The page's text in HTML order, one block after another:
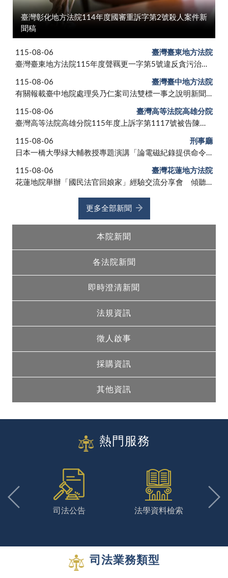
臺灣彰化地方法院114年度國審重訴字第2號殺人案件新
聞稿
115-08-06
臺灣臺東地方法院115年度聲羈更一字第5號違反貪污治罪條例等一案
臺灣臺東地方法院
115-08-06
有關報載臺中地院處理吳乃仁案司法雙標一事之說明新聞稿
臺灣臺中地方法院
115-08-06
臺灣高等法院高雄分院115年度上訴字第1117號被告陳采邑個人資料保護法等案件新聞稿
臺灣高等法院高雄分院
115-08-06
日本一橋大學緑大輔教授專題演講「論電磁紀錄提供命令──以2025年（令和7年）修法為中心」新聞稿
刑事廳
115-08-06
花蓮地院舉辦「國民法官回娘家」經驗交流分享會 傾聽國民法官心聲 持續精進國民參與審判制度
臺灣花蓮地方法院
更多全部新聞
本院新聞
各法院新聞
即時澄清新聞
法規資訊
徵人啟事
採購資訊
其他資訊
熱門服務
司法公告 法學資料檢索
司法業務類型